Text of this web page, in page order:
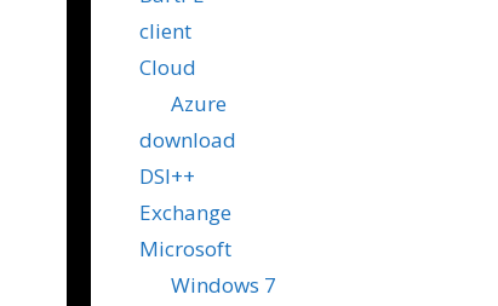
client
Cloud
Azure
download
DSI++
Exchange
Microsoft
Windows 7